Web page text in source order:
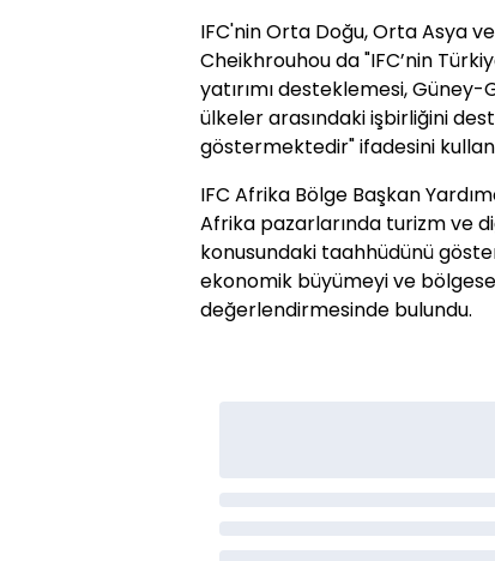
IFC'nin Orta Doğu, Orta Asya
Cheikhrouhou da "IFC’nin
yatırımı desteklemesi, Güney-
ülkeler arasındaki işbirliğini
göstermektedir" ifadesini
IFC Afrika Bölge Başkan
Afrika pazarlarında turizm ve
konusundaki taahhüdünü
ekonomik büyümeyi ve
değerlendirmesinde bulundu.